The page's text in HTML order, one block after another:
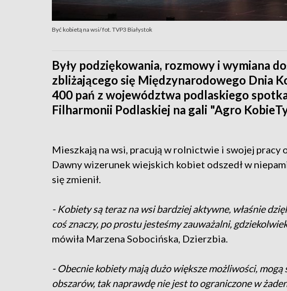
Być kobietą na wsi/ fot. TVP3 Białystok
Były podziękowania, rozmowy i wymiana
zbliżającego się Międzynarodowego Dnia
400 pań z województwa podlaskiego
Filharmonii Podlaskiej na gali "Agro
Mieszkają na wsi, pracują w rolnictwie i swojej pracy
Dawny wizerunek wiejskich kobiet odszedł w
się zmienił.
- Kobiety są teraz na wsi bardziej aktywne, właśnie
coś znaczy, po prostu jesteśmy zauważalni,
mówiła Marzena Sobocińska, Dzierzbia.
- Obecnie kobiety mają dużo większe możliwości, mogą
obszarów, tak naprawdę nie jest to ograniczone w